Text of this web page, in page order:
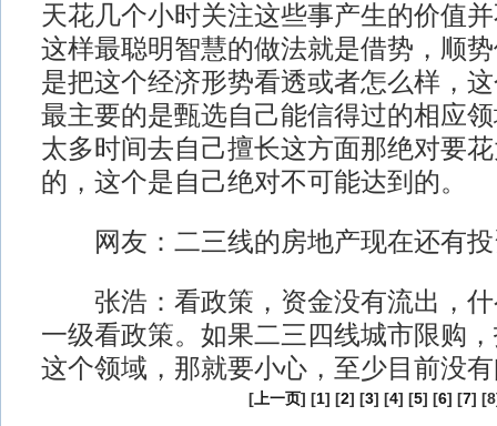
天花几个小时关注这些事产生的价值
这样最聪明智慧的做法就是借势，顺
是把这个经济形势看透或者怎么样，
最主要的是甄选自己能信得过的相应
太多时间去自己擅长这方面那绝对要
的，这个是自己绝对不可能达到的。
网友：二三线的房地产现在还有投
张浩：看政策，资金没有流出，什
一级看政策。如果二三四线城市限购
这个领域，那就要小心，至少目前没
[ 上一页] [1] [2] [3] [4] [5] [6] [7]